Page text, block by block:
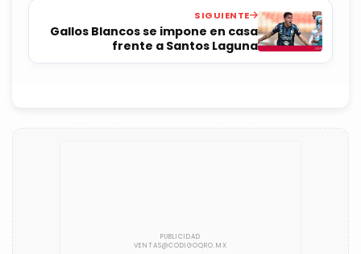
SIGUIENTE
Gallos Blancos se impone en casa
frente a Santos Laguna